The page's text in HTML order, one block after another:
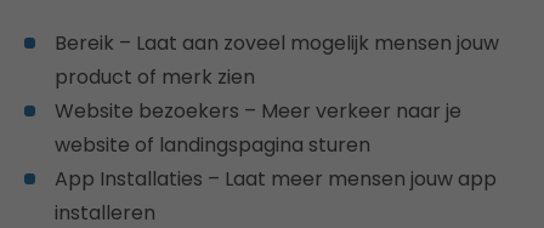
Bereik – Laat aan zoveel mogelijk mensen jouw
product of merk zien
Website bezoekers – Meer verkeer naar je
website of landingspagina sturen
App Installaties – Laat meer mensen jouw app
installeren